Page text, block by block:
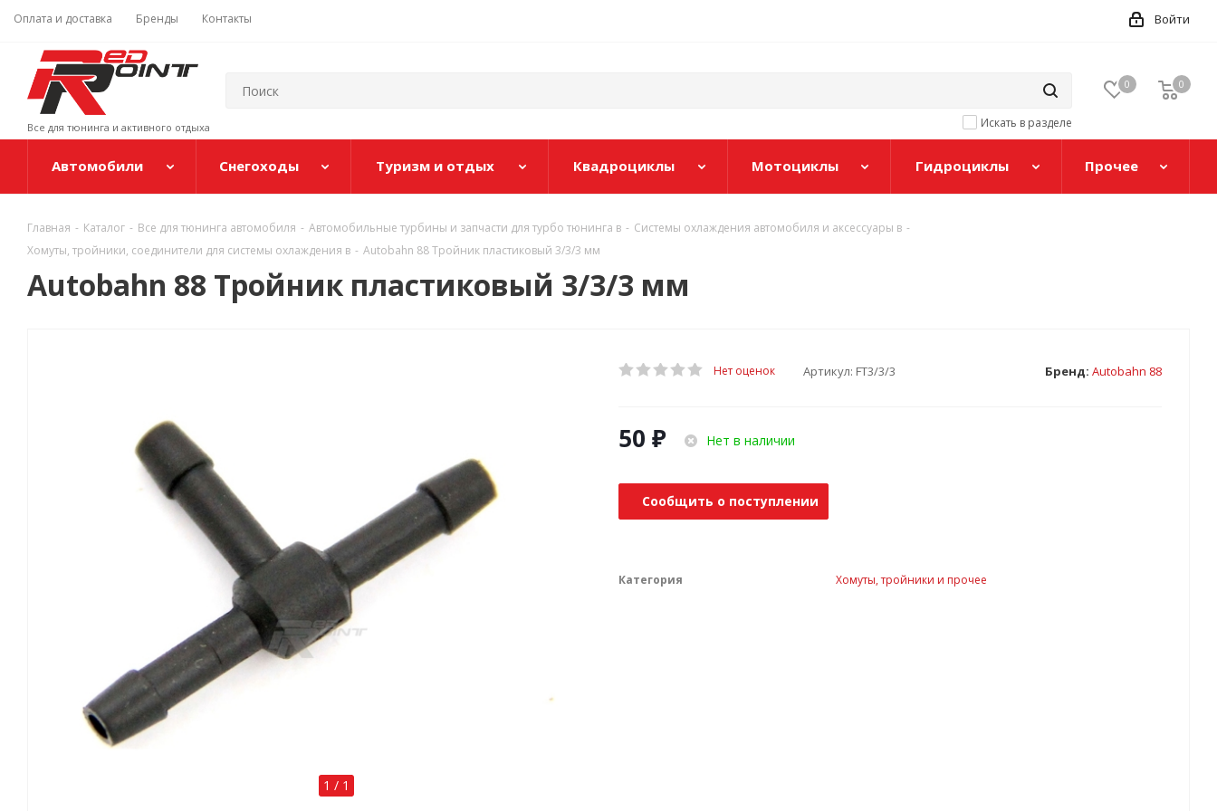
Оплата и доставка Бренды Контакты Войти
Все для тюнинга и активного отдыха Искать в разделе
0 0
Автомобили Снегоходы Туризм и отдых Квадроциклы Мотоциклы Гидроциклы Прочее
Главная - Каталог - Все для тюнинга автомобиля - Автомобильные турбины и запчасти для турбо тюнинга в - Системы охлаждения автомобиля и аксессуары в -
Хомуты, тройники, соединители для системы охлаждения в - Autobahn 88 Тройник пластиковый 3/3/3 мм
Autobahn 88 Тройник пластиковый 3/3/3 мм
1 / 1
Нет оценок Артикул: FT3/3/3 Бренд: Autobahn 88
50 ₽ Нет в наличии
Сообщить о поступлении
Категория Хомуты, тройники и прочее